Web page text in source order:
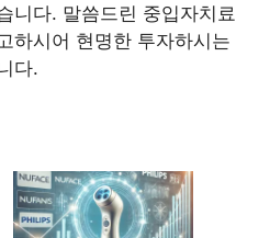
니다. 말씀드린 중입자치료
하시어 현명한 투자하시는
다.